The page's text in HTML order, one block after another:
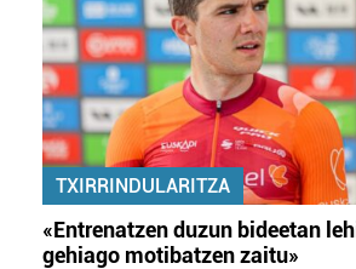
TXIRRINDULARITZA
«Entrenatzen duzun bideetan
gehiago motibatzen zaitu»